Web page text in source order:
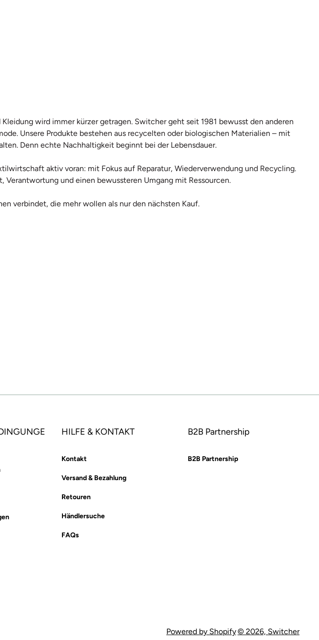
wird immer kürzer getragen. Switcher geht seit 1981 bewusst den anderen
Unsere Produkte bestehen aus recycelten oder biologischen Materialien – mit
Denn echte Nachhaltigkeit beginnt bei der Lebensdauer.
aktiv voran: mit Fokus auf Reparatur, Wiederverwendung und Recycling.
und einen bewussteren Umgang mit Ressourcen.
verbindet, die mehr wollen als nur den nächsten Kauf.
HILFE & KONTAKT
Kontakt
Versand & Bezahlung
Retouren
Händlersuche
FAQs
B2B Partnership
B2B Partnership
Powered by Shopify© 2026, Switcher